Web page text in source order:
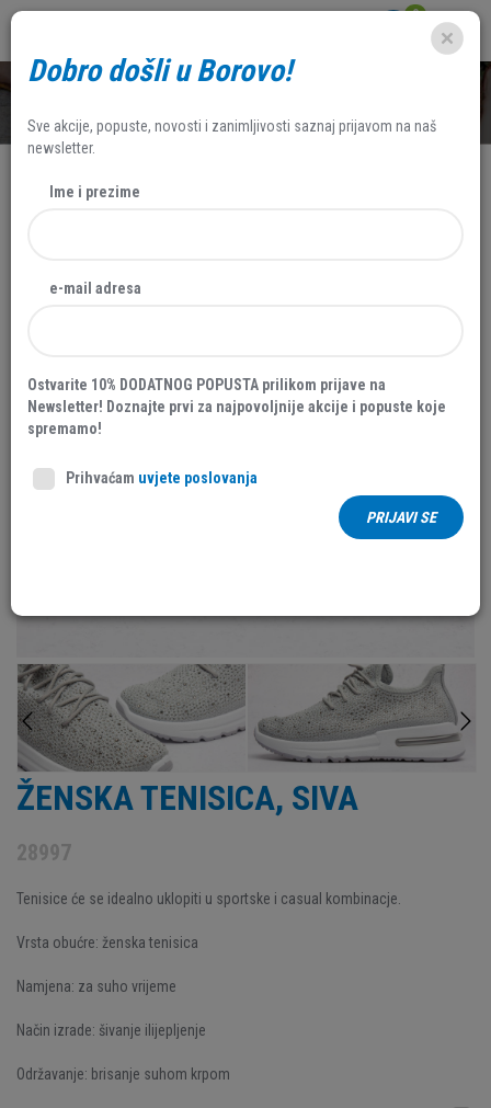
0
ŽENSKA TENISICA, SIVA
28997
Tenisice će se idealno uklopiti u sportske i casual kombinacje.
Vrsta obućre: ženska tenisica
Namjena: za suho vrijeme
Način izrade: šivanje ilijepljenje
Održavanje: brisanje suhom krpom
Dobro došli u Borovo!
Sve akcije, popuste, novosti i zanimljivosti saznaj prijavom na naš
newsletter.
Ime i prezime
e-mail adresa
Ostvarite 10% DODATNOG POPUSTA prilikom prijave na
Newsletter! Doznajte prvi za najpovoljnije akcije i popuste koje
spremamo!
Prihvaćam uvjete poslovanja
PRIJAVI SE